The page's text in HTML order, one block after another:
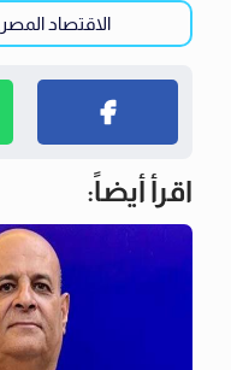
الاقتصاد
اقرأ أيضاً: